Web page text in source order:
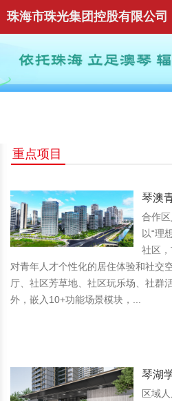
珠海市珠光集团控股有限公司
重点项目
琴澳
合作
以“理
社区
对青年人才个性化的居住体验和社交
厅、社区芳草地、社区玩乐场、社群
外，嵌入10+功能场景模块，...
琴湖
区域